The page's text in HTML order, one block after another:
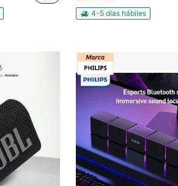
4-5 días hábiles